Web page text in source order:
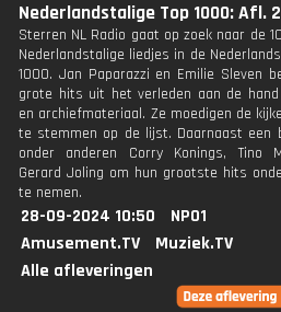
Nederlandstalige Top 1000: Afl. 2
Sterren NL Radio gaat op zoek naar de
Nederlandstalige liedjes in de
1000. Jan Paparazzi en Emilie Sleven
grote hits uit het verleden aan de
en archiefmateriaal. Ze moedigen de
te stemmen op de lijst. Daarnaast een
onder anderen Corry Konings, Tino
Gerard Joling om hun grootste hits
te nemen.
28-09-2024 10:50
NPO1
Amusement.TV
Muziek.TV
Alle afleveringen